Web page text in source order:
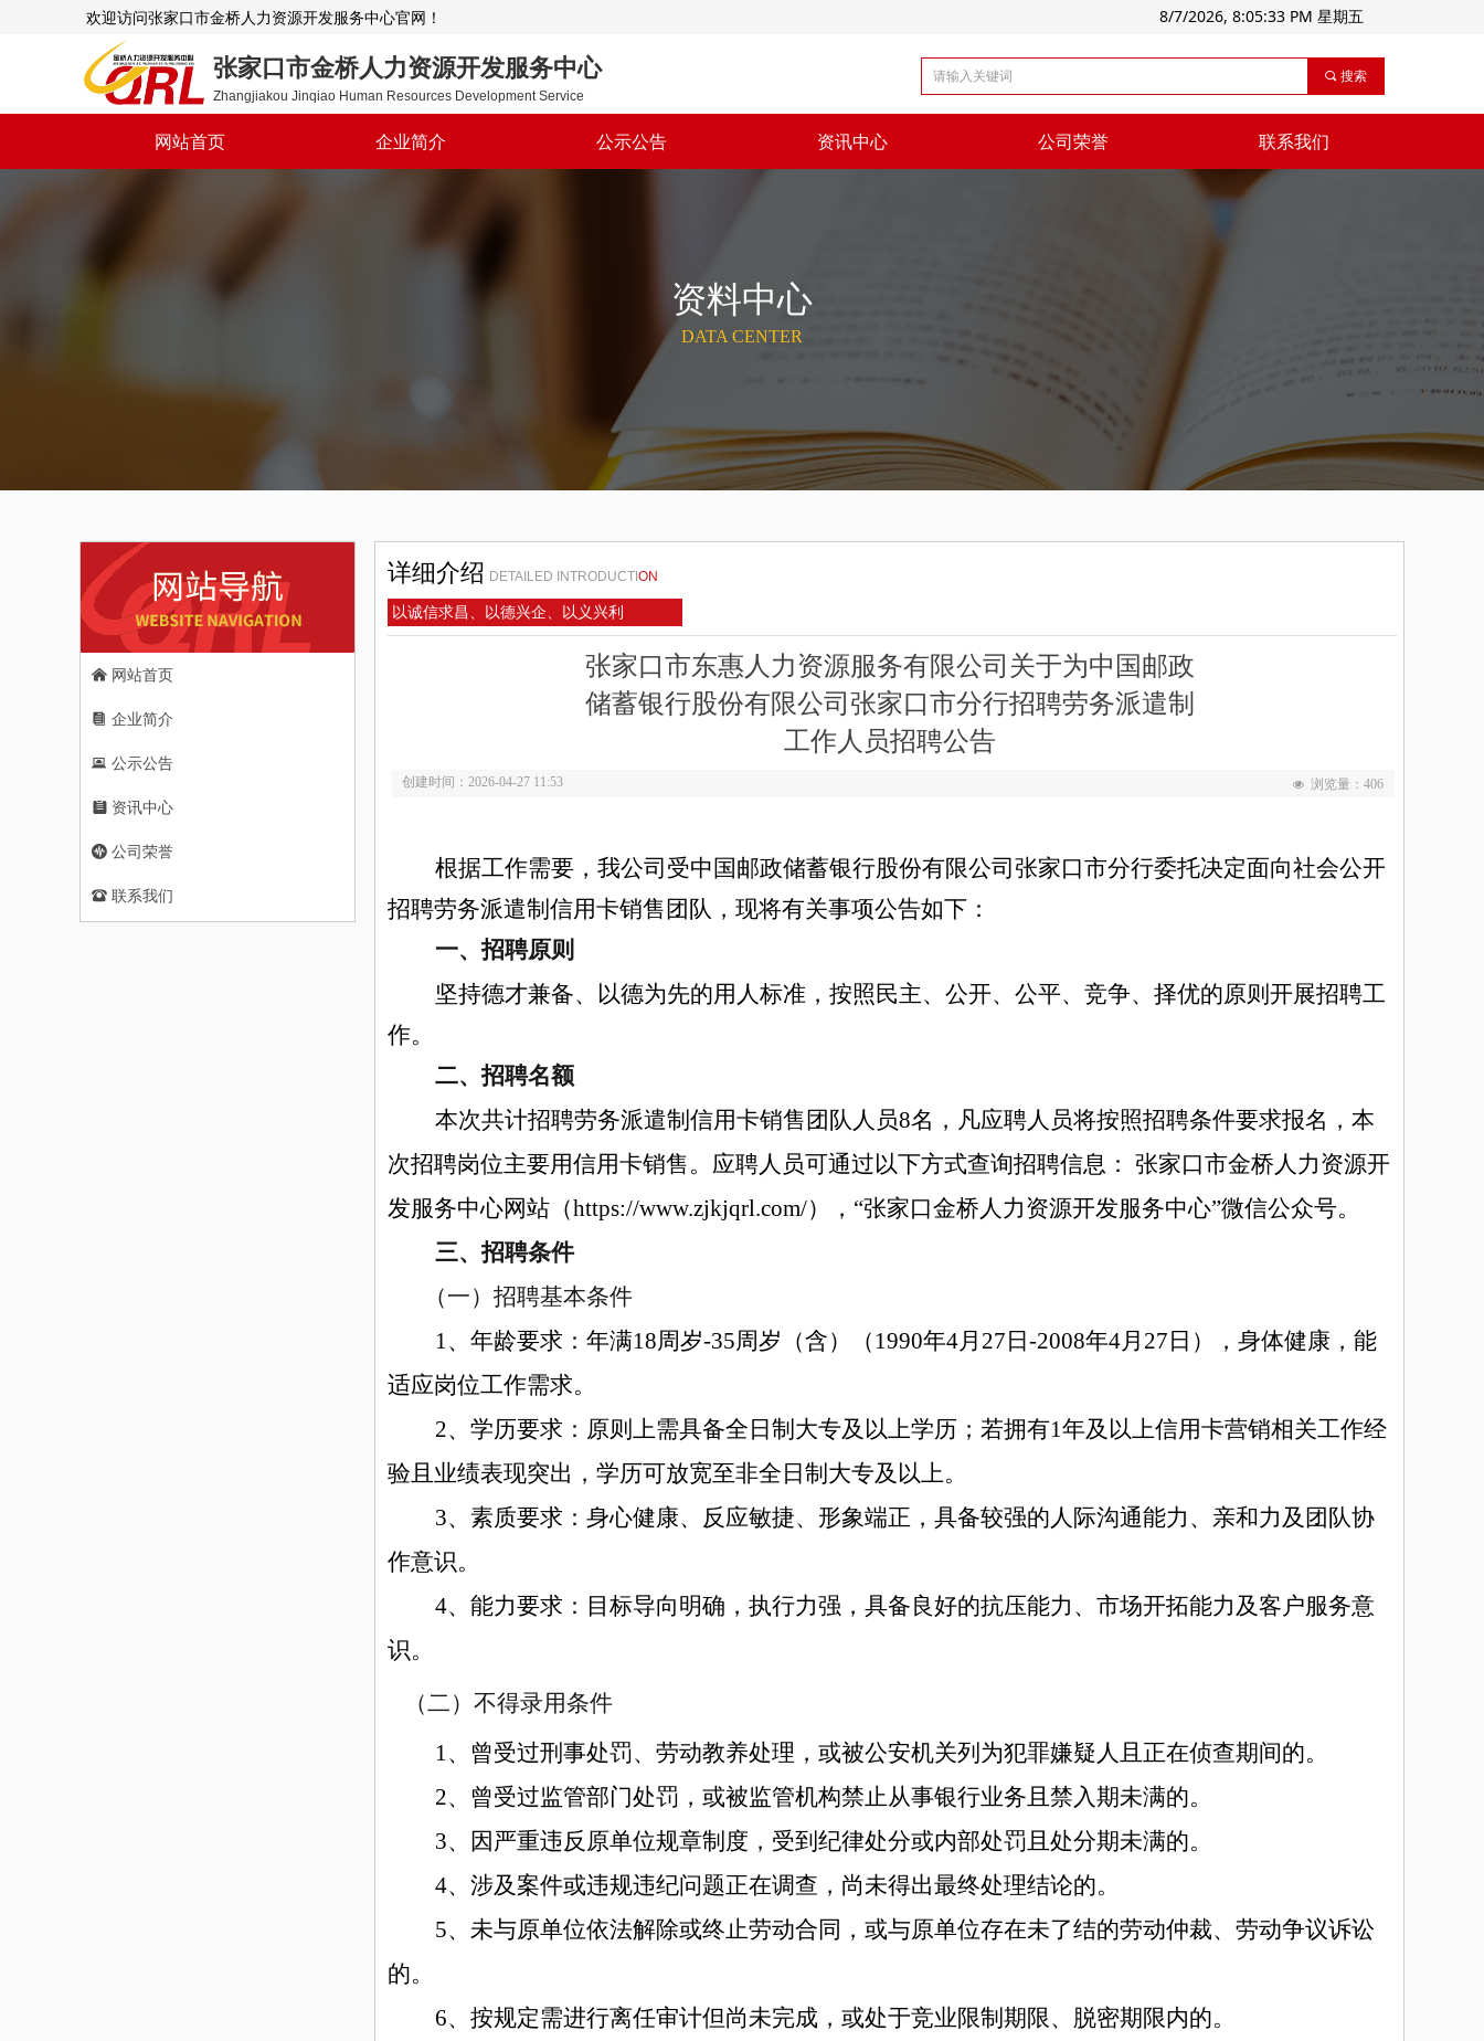
张家口市金桥人力资源开发服务中心
Zhangjiakou Jinqiao Human Resources Development Service
Center
끠 搜索
8/7/2026, 8:05:35 PM 星期五
欢迎访问张家口市金桥人力资源开发服务中心官网！
网站首页 企业简介 公示公告 资讯中心 公司荣誉 联系我们
낀 网站首页
뀴 企业简介
뀵 公示公告
뀳 资讯中心
뀱 公司荣誉
뀰 联系我们
DETAILED INTRODUCTI ON
以诚信求昌、以德兴企、以义兴利
张家口市东惠人力资源服务有限公司关于为中国邮政
储蓄银行股份有限公司张家口市分行招聘劳务派遣制
工作人员招聘公告
详细介绍
创建时间： 2026-04-27 11:53 넶 浏览量： 406
根据工作需要，我公司 受中国邮政储蓄银行股份有限公司张家口市分行委托决定面向社会公开
招聘劳务派遣制 信用卡销售团队 ，现将有关事项公告如下：
一、招聘原则
坚持德才兼备、以德为先的用人标准，按照民主、 公开、公平、 竞争、 择优的原则 开展招聘工
作。
二、招聘名额
本次共计招聘劳务派遣制 信用卡销售团队人员8名，凡应聘人员将按照招聘条件要求报名，本
次招聘岗位主要用信用卡销售。应聘人员可通过以下方式查询招聘信息： 张家口市金桥人力资源开
发服务中心网站（https://www.zjkjqrl.com/），“张家口金桥人力资源开发服务中心”微信公众号。
三、招聘条件
（一）招聘基本条件
1、 年龄要求：年满18周岁-35周岁（含） （ 1990年4月27日-2008年4月27日 ）
，身体健康，能
适应岗位工作需求。
2、 学历要求：原则上需具备全日制大专及以上学历；若拥有1年及以上信用卡营销相关工作经
验且业绩表现突出，学历可放宽至非全日制大专及以上。
3、 素质要求：身心健康、反应敏捷、形象端正，具备较强的人际沟通能力、亲和力及团队协
作意识。
4、 能力要求：目标导向明确，执行力强，具备良好的抗压能力、市场开拓能力及客户服务意
识。
（二）不得录用条件
1、曾受过刑事处罚、劳动教养处理，或被公安机关列为犯罪嫌疑人且正在侦查期间的。
2、曾受过监管部门处罚，或被监管机构禁止从事银行业务且禁入期未满的。
3、因严重违反原单位规章制度，受到纪律处分或内部处罚且处分期未满的。
4、涉及案件或违规违纪问题正在调查，尚未得出最终处理结论的。
5、未与原单位依法解除或终止劳动合同，或与原单位存在未了结的劳动仲裁、劳动争议诉讼
的。
6、按规定需进行离任审计但尚未完成，或处于竞业限制期限、脱密期限内的。
资料中心
DATA CENTER